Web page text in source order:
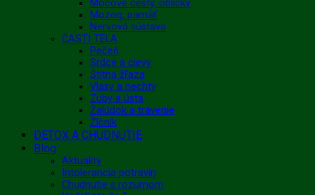
Močové cesty, obličky
Mozog, pamäť
Nervová sústava
ČASTI TELA
Pečeň
Srdce a cievy
Štítna žľaza
Vlasy a nechty
Zuby a ústa
Žalúdok a trávenie
Žlčník
DETOX A CHUDNUTIE
Blog
Aktuality
Intolerancia potravín
Chudnutie s rozumom